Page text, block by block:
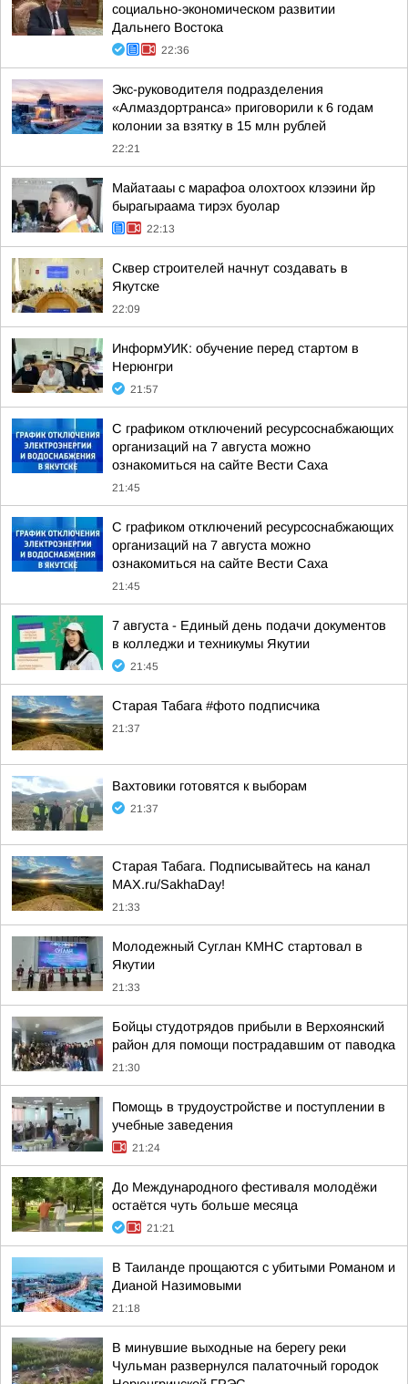
социально-экономическом развитии
Дальнего Востока
22:36
Экс-руководителя подразделения
«Алмаздортранса» приговорили к 6 годам
колонии за взятку в 15 млн рублей
22:21
Майатааы с марафоа олохтоох клээини йр
бырагыраама тирэх буолар
22:13
Сквер строителей начнут создавать в
Якутске
22:09
ИнформУИК: обучение перед стартом в
Нерюнгри
21:57
С графиком отключений ресурсоснабжающих
организаций на 7 августа можно
ознакомиться на сайте Вести Саха
21:45
С графиком отключений ресурсоснабжающих
организаций на 7 августа можно
ознакомиться на сайте Вести Саха
21:45
7 августа - Единый день подачи документов
в колледжи и техникумы Якутии
21:45
Старая Табага #фото подписчика
21:37
Вахтовики готовятся к выборам
21:37
Старая Табага. Подписывайтесь на канал
MAX.ru/SakhaDay!
21:33
Молодежный Суглан КМНС стартовал в
Якутии
21:33
Бойцы студотрядов прибыли в Верхоянский
район для помощи пострадавшим от паводка
21:30
Помощь в трудоустройстве и поступлении в
учебные заведения
21:24
До Международного фестиваля молодёжи
остаётся чуть больше месяца
21:21
В Таиланде прощаются с убитыми Романом и
Дианой Назимовыми
21:18
В минувшие выходные на берегу реки
Чульман развернулся палаточный городок